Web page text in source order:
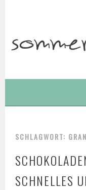
FOODBLOG –
SCHLAGWORT:
SCHNELLES